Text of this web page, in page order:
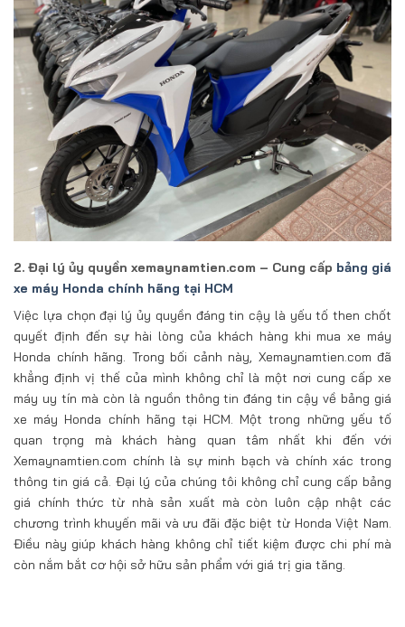
2. Đại lý ủy quyền xemaynamtien.com – Cung cấp bảng giá
xe máy Honda chính hãng tại HCM
Việc lựa chọn đại lý ủy quyền đáng tin cậy là yếu tố then chốt
quyết định đến sự hài lòng của khách hàng khi mua xe máy
Honda chính hãng. Trong bối cảnh này, Xemaynamtien.com đã
khẳng định vị thế của mình không chỉ là một nơi cung cấp xe
máy uy tín mà còn là nguồn thông tin đáng tin cậy về bảng giá
xe máy Honda chính hãng tại HCM. Một trong những yếu tố
quan trọng mà khách hàng quan tâm nhất khi đến với
Xemaynamtien.com chính là sự minh bạch và chính xác trong
thông tin giá cả. Đại lý của chúng tôi không chỉ cung cấp bảng
giá chính thức từ nhà sản xuất mà còn luôn cập nhật các
chương trình khuyến mãi và ưu đãi đặc biệt từ Honda Việt Nam.
Điều này giúp khách hàng không chỉ tiết kiệm được chi phí mà
còn nắm bắt cơ hội sở hữu sản phẩm với giá trị gia tăng.